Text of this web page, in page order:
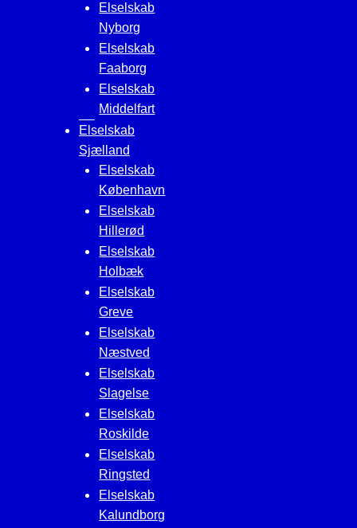
Elselskab
Nyborg
Elselskab
Faaborg
Elselskab
Middelfart
Elselskab
Sjælland
Elselskab
København
Elselskab
Hillerød
Elselskab
Holbæk
Elselskab
Greve
Elselskab
Næstved
Elselskab
Slagelse
Elselskab
Roskilde
Elselskab
Ringsted
Elselskab
Kalundborg